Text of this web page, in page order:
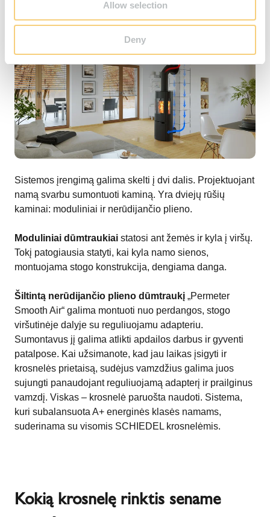
Allow selection
Deny
Sistemos įrengimą galima skelti į dvi dalis. Projektuojant
namą svarbu sumontuoti kaminą. Yra dviejų rūšių
kaminai: moduliniai ir nerūdijančio plieno.
Moduliniai dūmtraukiai statosi ant žemės ir kyla į viršų.
Tokį patogiausia statyti, kai kyla namo sienos,
montuojama stogo konstrukcija, dengiama danga.
Šiltintą nerūdijančio plieno dūmtraukį „Permeter
Smooth Air“ galima montuoti nuo perdangos, stogo
viršutinėje dalyje su reguliuojamu adapteriu.
Sumontavus jį galima atlikti apdailos darbus ir gyventi
patalpose. Kai užsimanote, kad jau laikas įsigyti ir
krosnelės prietaisą, sudėjus vamzdžius galima juos
sujungti panaudojant reguliuojamą adapterį ir prailginus
vamzdį. Viskas – krosnelė paruošta naudoti. Sistema,
kuri subalansuota A+ energinės klasės namams,
suderinama su visomis SCHIEDEL krosnelėmis.
Kokią krosnelę rinktis sename